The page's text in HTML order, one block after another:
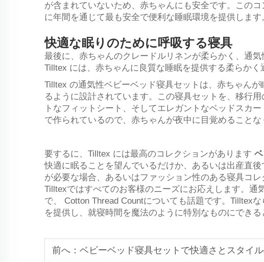
が含まれていないため、赤ちゃんにも安全です。この
に年間を通じて最も安全で便利な睡眠環境を提供します
快適な眠りのために呼吸する寝具
最後に、赤ちゃんのクレードルリネンが柔らかく、通気
Tilltex には、赤ちゃんに良質な睡眠を提供する柔らかく
Tilltex の通気性ベビーベッド寝具セットは、赤ちゃん
るように設計されています。この寝具セットを、移行
トなフィットシート、そしてエレガントなベッドスカ
で作られているので、赤ちゃんが夜中に目覚めること
要するに、Tilltex には最高のコレクションがあります
快適に眠ることを望んでいるだけか、あるいは出産直
が必要な場合、あるいはファッション性のある寝具コレ
Tilltexではすべてのお客様のニーズにお応えします。通
で、 Cotton Thread Countについても話題です。Tilltex
を提供し、就寝時間を魔法のように特別なものにできる
前へ： ベビーベッド寝具セットで快適さとスタイ